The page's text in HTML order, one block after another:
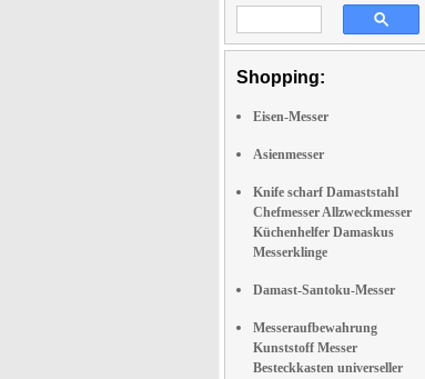
Shopping:
Eisen-Messer
Asienmesser
Knife scharf Damaststahl
Chefmesser Allzweckmesser
Küchenhelfer Damaskus
Messerklinge
Damast-Santoku-Messer
Messeraufbewahrung
Kunststoff Messer
Besteckkasten universeller